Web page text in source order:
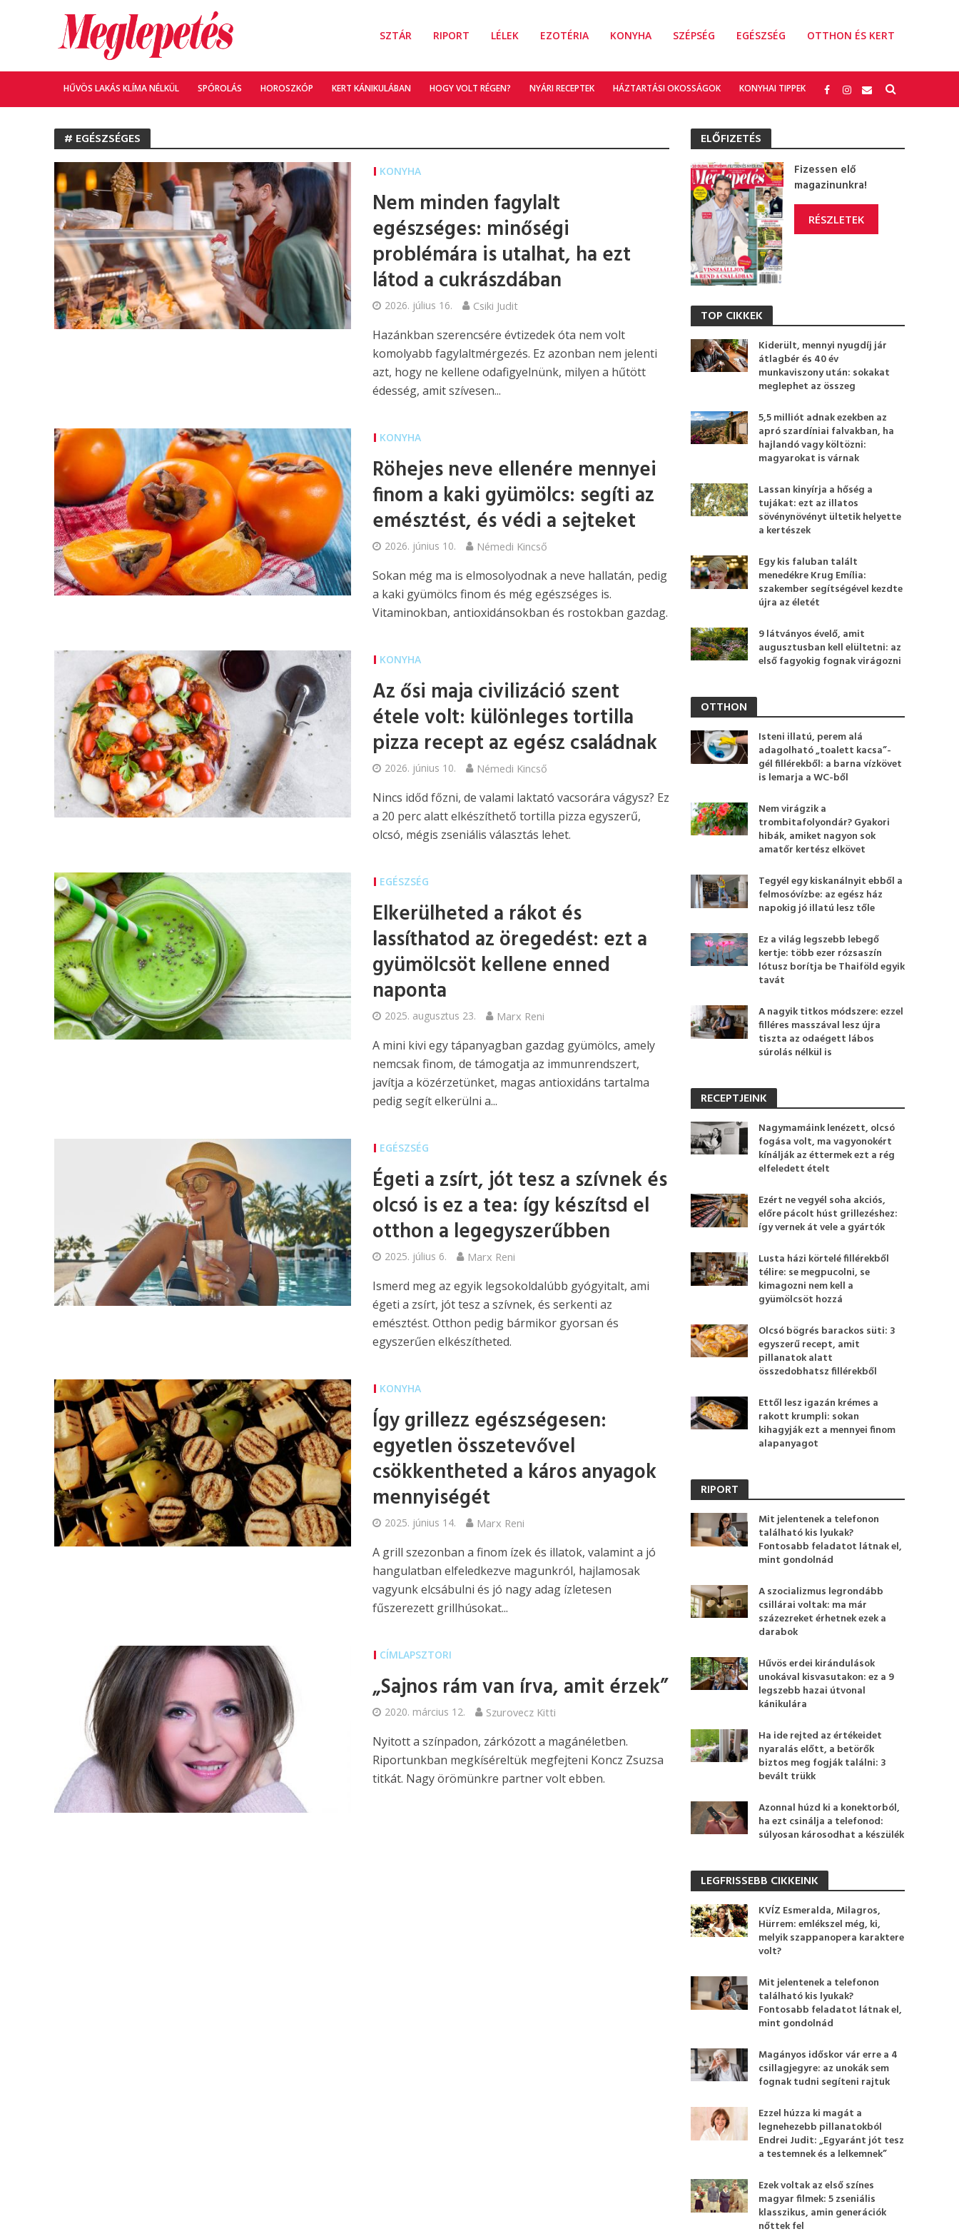
SZTÁR RIPORT LÉLEK EZOTÉRIA KONYHA SZÉPSÉG EGÉSZSÉG OTTHON ÉS KERT
HŰVÖS LAKÁS KLÍMA NÉLKÜL SPÓROLÁS HOROSZKÓP KERT KÁNIKULÁBAN HOGY VOLT RÉGEN? NYÁRI RECEPTEK HÁZTARTÁSI OKOSSÁGOK KONYHAI TIPPEK
# EGÉSZSÉGES
KONYHA
Nem minden fagylalt
egészséges: minőségi
problémára is utalhat, ha ezt
látod a cukrászdában
2026. július 16. Csiki Judit
Hazánkban szerencsére évtizedek óta nem volt
komolyabb fagylaltmérgezés. Ez azonban nem jelenti
azt, hogy ne kellene odafigyelnünk, milyen a hűtött
édesség, amit szívesen...
KONYHA
Röhejes neve ellenére mennyei
finom a kaki gyümölcs: segíti az
emésztést, és védi a sejteket
2026. június 10. Némedi Kincső
Sokan még ma is elmosolyodnak a neve hallatán, pedig
a kaki gyümölcs finom és még egészséges is.
Vitaminokban, antioxidánsokban és rostokban gazdag.
KONYHA
Az ősi maja civilizáció szent
étele volt: különleges tortilla
pizza recept az egész családnak
2026. június 10. Némedi Kincső
Nincs időd főzni, de valami laktató vacsorára vágysz? Ez
a 20 perc alatt elkészíthető tortilla pizza egyszerű,
olcsó, mégis zseniális választás lehet.
EGÉSZSÉG
Elkerülheted a rákot és
lassíthatod az öregedést: ezt a
gyümölcsöt kellene enned
naponta
2025. augusztus 23. Marx Reni
A mini kivi egy tápanyagban gazdag gyümölcs, amely
nemcsak finom, de támogatja az immunrendszert,
javítja a közérzetünket, magas antioxidáns tartalma
pedig segít elkerülni a...
EGÉSZSÉG
Égeti a zsírt, jót tesz a szívnek és
olcsó is ez a tea: így készítsd el
otthon a legegyszerűbben
2025. július 6. Marx Reni
Ismerd meg az egyik legsokoldalúbb gyógyitalt, ami
égeti a zsírt, jót tesz a szívnek, és serkenti az
emésztést. Otthon pedig bármikor gyorsan és
egyszerűen elkészítheted.
KONYHA
Így grillezz egészségesen:
egyetlen összetevővel
csökkentheted a káros anyagok
mennyiségét
2025. június 14. Marx Reni
A grill szezonban a finom ízek és illatok, valamint a jó
hangulatban elfeledkezve magunkról, hajlamosak
vagyunk elcsábulni és jó nagy adag ízletesen
fűszerezett grillhúsokat...
CÍMLAPSZTORI
„Sajnos rám van írva, amit érzek”
2020. március 12. Szurovecz Kitti
Nyitott a színpadon, zárkózott a magánéletben.
Riportunkban megkíséreltük megfejteni Koncz Zsuzsa
titkát. Nagy örömünkre partner volt ebben.
ELŐFIZETÉS
Fizessen elő
magazinunkra!
RÉSZLETEK
TOP CIKKEK
Kiderült, mennyi nyugdíj jár
átlagbér és 40 év
munkaviszony után: sokakat
meglephet az összeg
5,5 milliót adnak ezekben az
apró szardíniai falvakban, ha
hajlandó vagy költözni:
magyarokat is várnak
Lassan kinyírja a hőség a
tujákat: ezt az illatos
sövénynövényt ültetik helyette
a kertészek
Egy kis faluban talált
menedékre Krug Emília:
szakember segítségével kezdte
újra az életét
9 látványos évelő, amit
augusztusban kell elültetni: az
első fagyokig fognak virágozni
OTTHON
Isteni illatú, perem alá
adagolható „toalett kacsa”-
gél fillérekből: a barna vízkövet
is lemarja a WC-ből
Nem virágzik a
trombitafolyondár? Gyakori
hibák, amiket nagyon sok
amatőr kertész elkövet
Tegyél egy kiskanálnyit ebből a
felmosóvízbe: az egész ház
napokig jó illatú lesz tőle
Ez a világ legszebb lebegő
kertje: több ezer rózsaszín
lótusz borítja be Thaiföld egyik
tavát
A nagyik titkos módszere: ezzel
filléres masszával lesz újra
tiszta az odaégett lábos
súrolás nélkül is
RECEPTJEINK
Nagymamáink lenézett, olcsó
fogása volt, ma vagyonokért
kínálják az éttermek ezt a rég
elfeledett ételt
Ezért ne vegyél soha akciós,
előre pácolt húst grillezéshez:
így vernek át vele a gyártók
Lusta házi körtelé fillérekből
télire: se megpucolni, se
kimagozni nem kell a
gyümölcsöt hozzá
Olcsó bögrés barackos süti: 3
egyszerű recept, amit
pillanatok alatt
összedobhatsz fillérekből
Ettől lesz igazán krémes a
rakott krumpli: sokan
kihagyják ezt a mennyei finom
alapanyagot
RIPORT
Mit jelentenek a telefonon
található kis lyukak?
Fontosabb feladatot látnak el,
mint gondolnád
A szocializmus legrondább
csillárai voltak: ma már
százezreket érhetnek ezek a
darabok
Hűvös erdei kirándulások
unokával kisvasutakon: ez a 9
legszebb hazai útvonal
kánikulára
Ha ide rejted az értékeidet
nyaralás előtt, a betörők
biztos meg fogják találni: 3
bevált trükk
Azonnal húzd ki a konektorból,
ha ezt csinálja a telefonod:
súlyosan károsodhat a készülék
LEGFRISSEBB CIKKEINK
KVÍZ Esmeralda, Milagros,
Hürrem: emlékszel még, ki,
melyik szappanopera karaktere
volt?
Mit jelentenek a telefonon
található kis lyukak?
Fontosabb feladatot látnak el,
mint gondolnád
Magányos időskor vár erre a 4
csillagjegyre: az unokák sem
fognak tudni segíteni rajtuk
Ezzel húzza ki magát a
legnehezebb pillanatokból
Endrei Judit: „Egyaránt jót tesz
a testemnek és a lelkemnek”
Ezek voltak az első színes
magyar filmek: 5 zseniális
klasszikus, amin generációk
nőttek fel